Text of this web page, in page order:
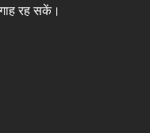
रह सकें।